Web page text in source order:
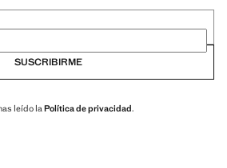
SUSCRIBIRME
leído la Política de privacidad.